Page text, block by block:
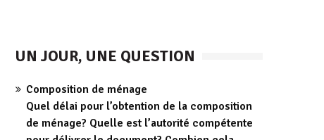
UN JOUR, UNE QUESTION
Composition de ménage
Quel délai pour l’obtention de la composition
de ménage? Quelle est l’autorité compétente